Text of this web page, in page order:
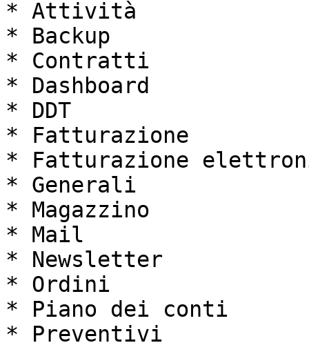
* Attività
* Backup
* Contratti
* Dashboard
* DDT
* Fatturazione
* Fatturazione
* Generali
* Magazzino
* Mail
* Newsletter
* Ordini
* Piano dei conti
* Preventivi